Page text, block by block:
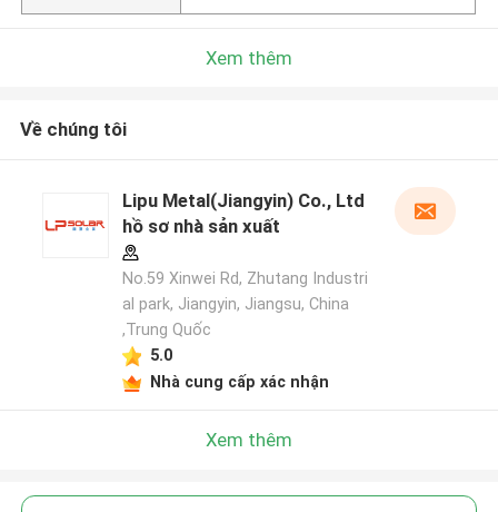
Xem thêm
Về chúng tôi
Lipu Metal(Jiangyin) Co., Ltd
hồ sơ nhà sản xuất
No.59 Xinwei Rd, Zhutang Industri
al park, Jiangyin, Jiangsu, China
,Trung Quốc
5.0
Nhà cung cấp xác nhận
Xem thêm